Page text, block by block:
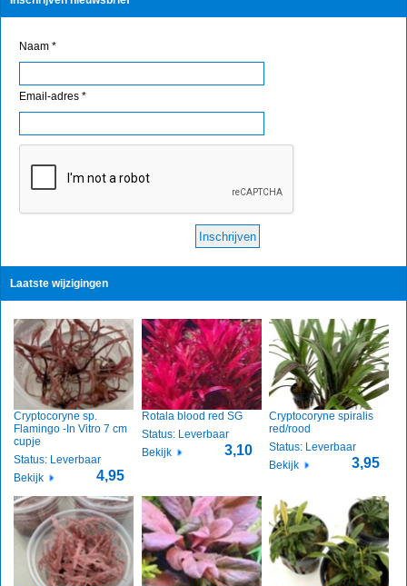
Naam *
Email-adres *
Laatste wijzigingen
Cryptocoryne sp.
Flamingo -In Vitro 7 cm
cupje
4,95
Status: Leverbaar
Bekijk
Rotala blood red SG
3,10
Status: Leverbaar
Bekijk
Cryptocoryne spiralis
red/rood
3,95
Status: Leverbaar
Bekijk